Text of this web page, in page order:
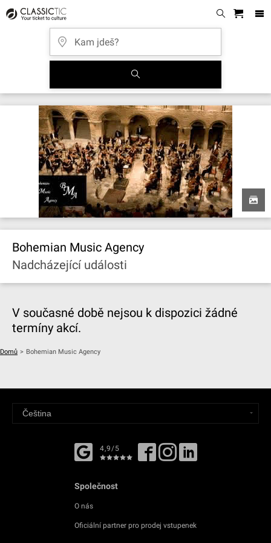
Bohemian Music Agency
Nadcházející události
V současné době nejsou k dispozici žádné
termíny akcí.
Domů > Bohemian Music Agency
4,9/5
Společnost
O nás
Oficiální partner pro prodej vstupenek